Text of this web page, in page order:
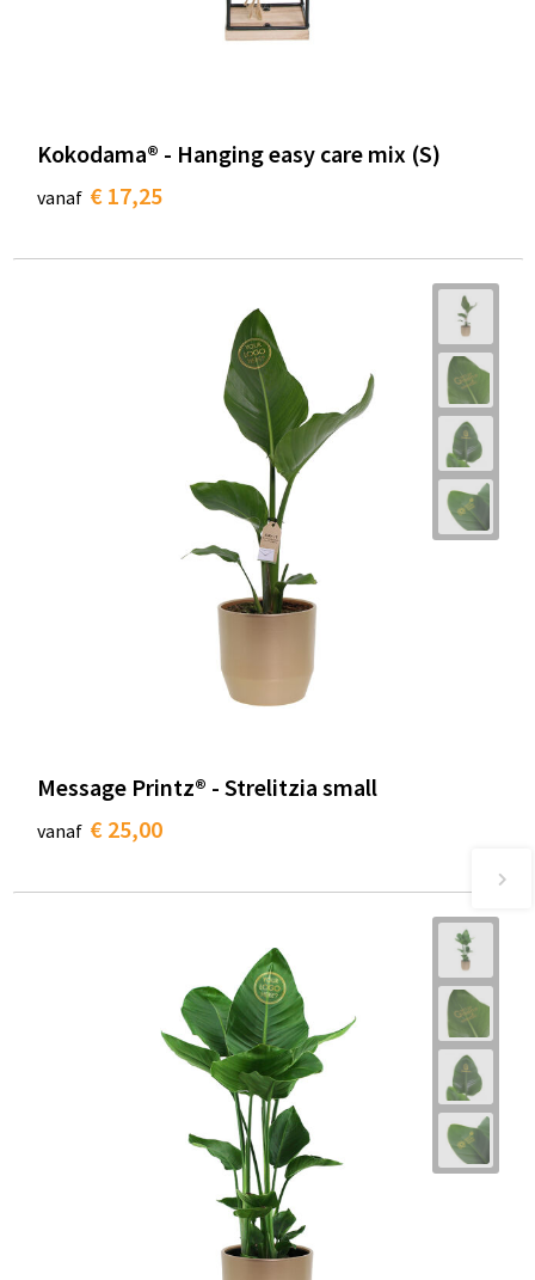
Kokodama® - Hanging easy care mix (S)
vanaf € 17,25
Message Printz® - Strelitzia small
vanaf € 25,00